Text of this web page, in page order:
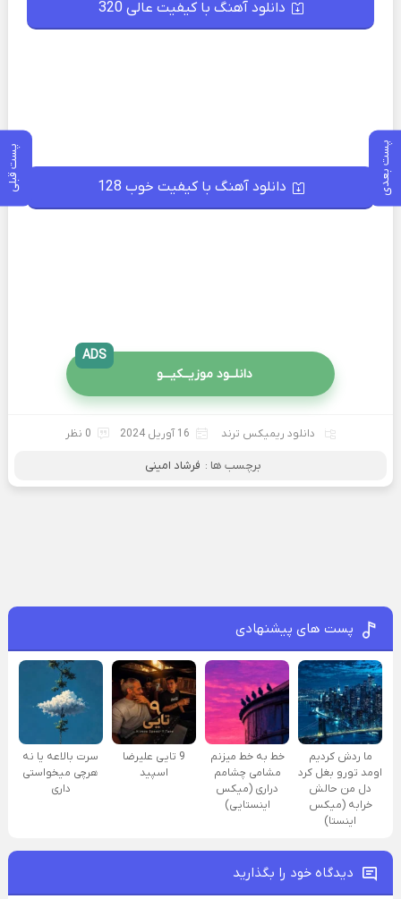
پست بعدی پست قبلی
دانلود آهنگ با کیفیت عالی 320
دانلود آهنگ با کیفیت خوب 128
دانلــود موزیــکیـــو
ADS
دانلود ریمیکس ترند 16 آوریل 2024 0 نظر
برچسب ها : فرشاد امینی
پست های پیشنهادی
ما ردش کردیم
اومد تورو بغل کرد
دل من حالش
خرابه (میکس
اینستا)
خط به خط میزنم
مشامی چشامم
دراری (میکس
اینستایی)
9 تایی علیرضا
اسپید
سرت بالاعه یا نه
هرچی میخواستی
داری
دیدگاه خود را بگذارید